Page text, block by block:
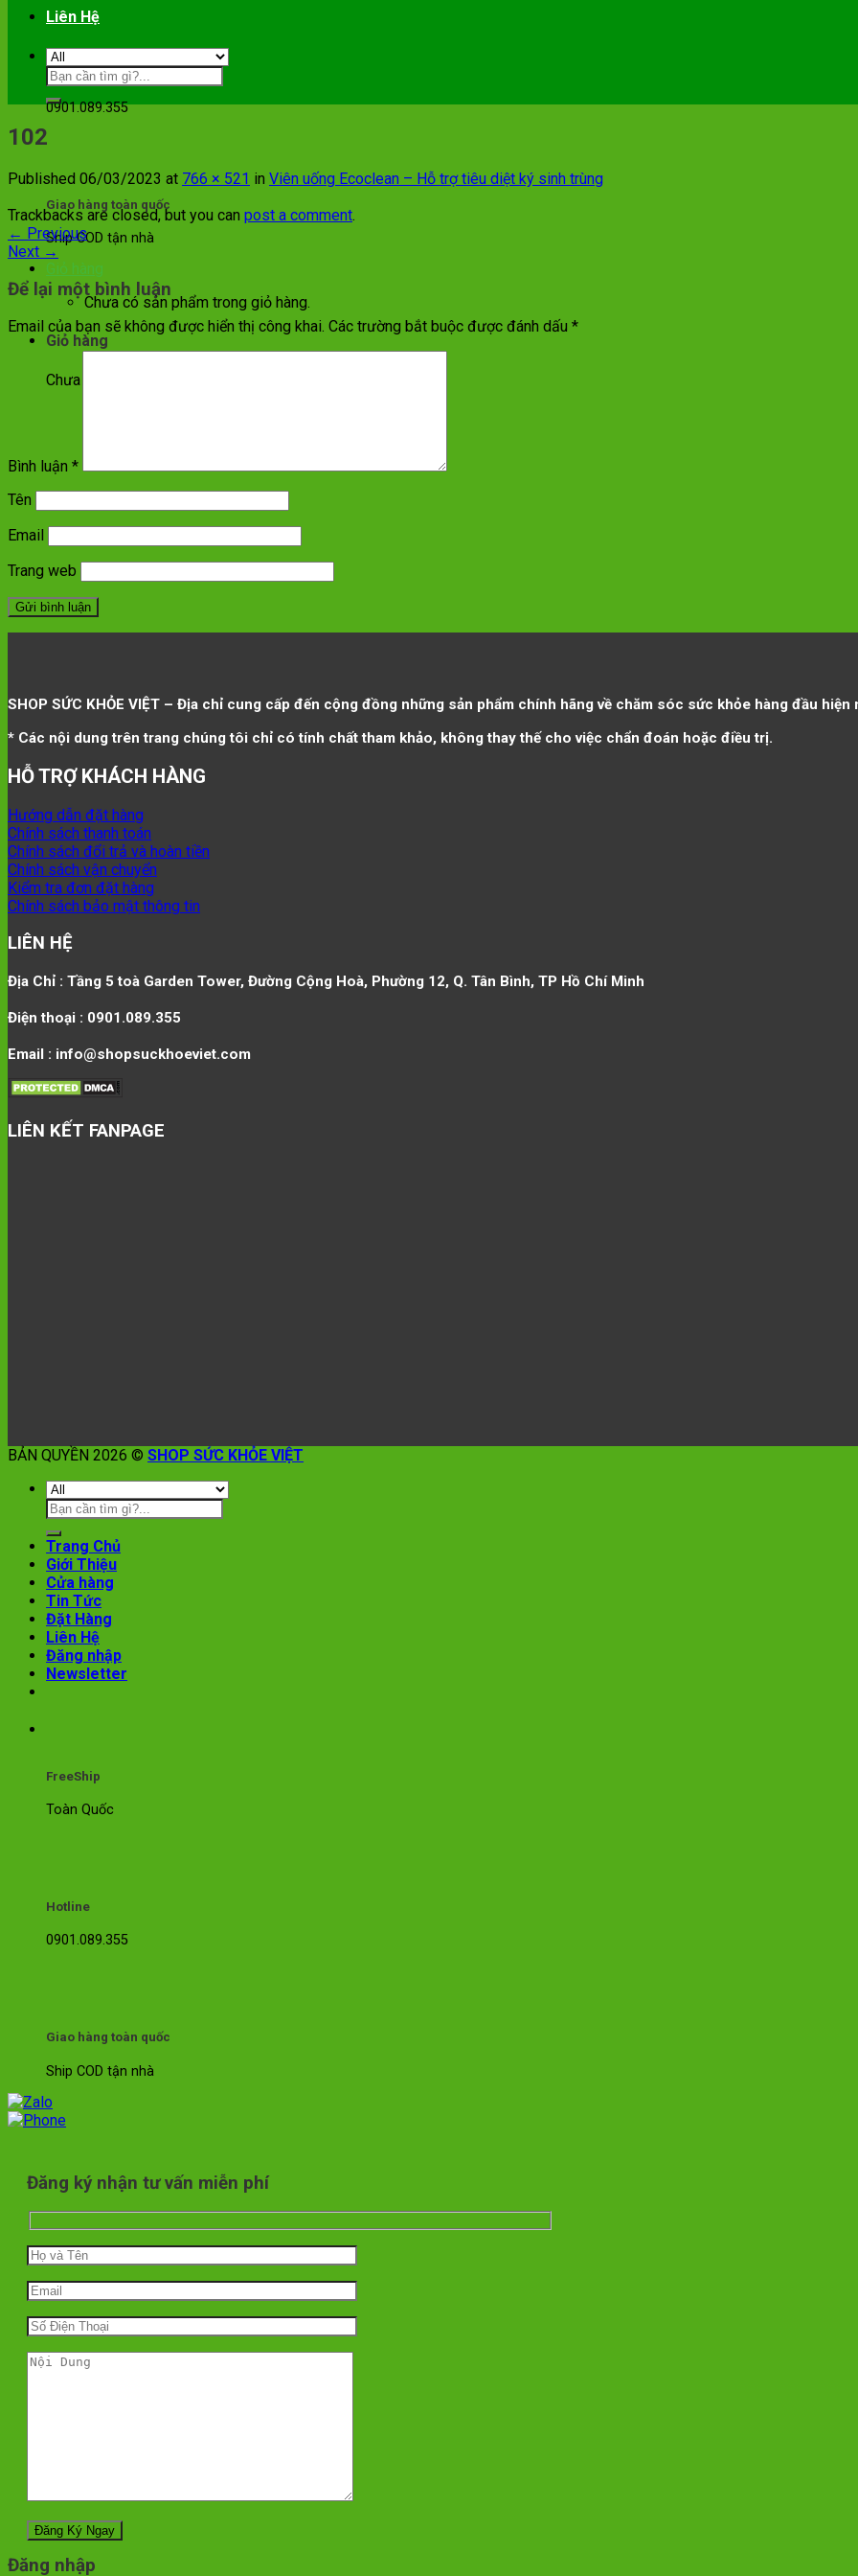
Hotline
0901.089.355
Giao hàng toàn quốc
Ship COD tận nhà
Giỏ hàng
Chưa có sản phẩm trong giỏ hàng.
Giỏ hàng
Chưa có sản phẩm trong giỏ hàng.
Liên Hệ
102
Published 06/03/2023 at 766 × 521 in Viên uống Ecoclean – Hỗ trợ tiêu diệt ký sinh trùng
Trackbacks are closed, but you can post a comment.
← Previous
Next →
Để lại một bình luận
Email của bạn sẽ không được hiển thị công khai. Các trường bắt buộc được đánh dấu *
Bình luận *
Tên
Email
Trang web
SHOP SỨC KHỎE VIỆT – Địa chỉ cung cấp đến cộng đồng những sản phẩm chính hãng về chăm sóc sức khỏe hàng đầu hiện
* Các nội dung trên trang chúng tôi chỉ có tính chất tham khảo, không thay thế cho việc chẩn đoán hoặc điều trị.
HỖ TRỢ KHÁCH HÀNG
Hướng dẫn đặt hàng
Chính sách thanh toán
Chính sách đổi trả và hoàn tiền
Chính sách vận chuyển
Kiểm tra đơn đặt hàng
Chính sách bảo mật thông tin
LIÊN HỆ
Địa Chỉ : Tầng 5 toà Garden Tower, Đường Cộng Hoà, Phường 12, Q. Tân Bình, TP Hồ Chí Minh
Điện thoại : 0901.089.355
Email : info@shopsuckhoeviet.com
LIÊN KẾT FANPAGE
BẢN QUYỀN 2026 © SHOP SỨC KHỎE VIỆT
Trang Chủ
Giới Thiệu
Cửa hàng
Tin Tức
Đặt Hàng
Liên Hệ
Đăng nhập
Newsletter
FreeShip
Toàn Quốc
Hotline
0901.089.355
Giao hàng toàn quốc
Ship COD tận nhà
Đăng ký nhận tư vấn miễn phí
Đăng nhập